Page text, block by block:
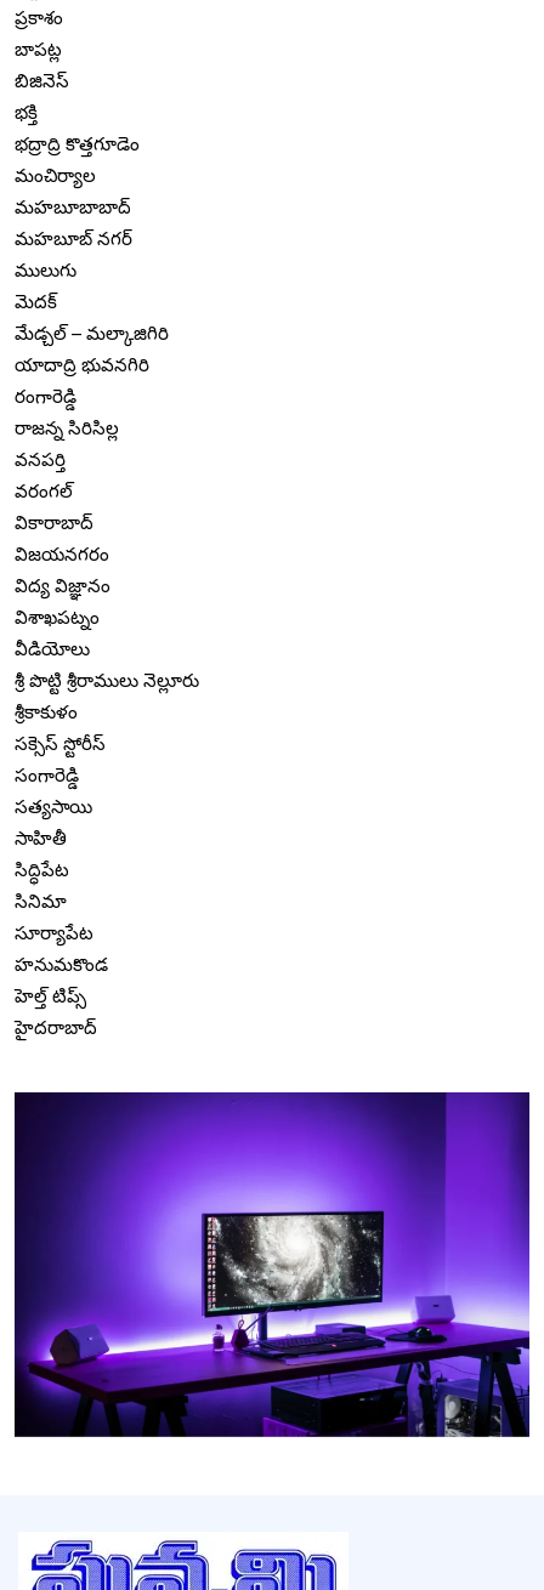
ప్రకాశం
బాపట్ల
బిజినెస్
భక్తి
భద్రాద్రి కొత్తగూడెం
మంచిర్యాల
మహబూబాబాద్
మహబూబ్ నగర్
ములుగు
మెదక్
మేడ్చల్ – మల్కాజిగిరి
యాదాద్రి భువనగిరి
రంగారెడ్డి
రాజన్న సిరిసిల్ల
వనపర్తి
వరంగల్
వికారాబాద్
విజయనగరం
విద్య విజ్ఞానం
విశాఖపట్నం
వీడియోలు
శ్రీ పొట్టి శ్రీరాములు నెల్లూరు
శ్రీకాకుళం
సక్సెస్ స్టోరీస్
సంగారెడ్డి
సత్యసాయి
సాహితీ
సిద్ధిపేట
సినిమా
సూర్యాపేట
హనుమకొండ
హెల్త్ టిప్స్
హైదరాబాద్